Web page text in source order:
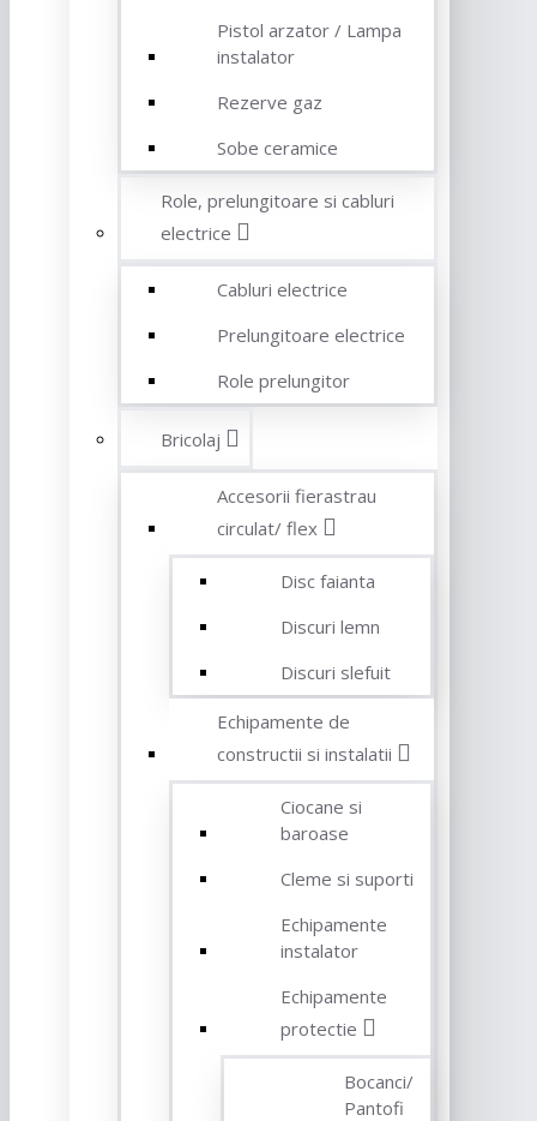
Pistol arzator / Lampa
instalator
Rezerve gaz
Sobe ceramice
Role, prelungitoare si cabluri
electrice
Cabluri electrice
Prelungitoare electrice
Role prelungitor
Bricolaj
Accesorii fierastrau
circulat/ flex
Disc faianta
Discuri lemn
Discuri slefuit
Echipamente de
constructii si instalatii
Ciocane si
baroase
Cleme si suporti
Echipamente
instalator
Echipamente
protectie
Bocanci/
Pantofi